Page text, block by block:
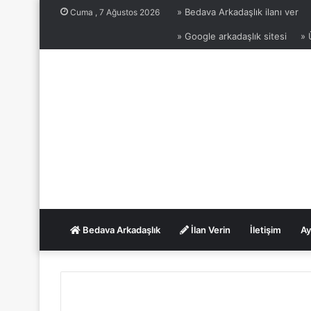
Cuma , 7 Ağustos 2026 » Bedava Arkadaşlık ilanı ver
» Google arkadaşlık sitesi »
Bedava Arkadaşlık İlan Verin İletişim